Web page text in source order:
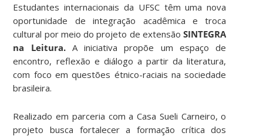
Estudantes internacionais da UFSC têm uma nova
oportunidade de integração acadêmica e troca
cultural por meio do projeto de extensãoSINTEGRA
na Leitura.A iniciativa propõe um espaço de
encontro, reflexão e diálogo a partir da literatura,
com foco em questões étnico-raciais na sociedade
brasileira.
Realizado em parceria com a Casa Sueli Carneiro, o
projeto busca fortalecer a formação crítica dos